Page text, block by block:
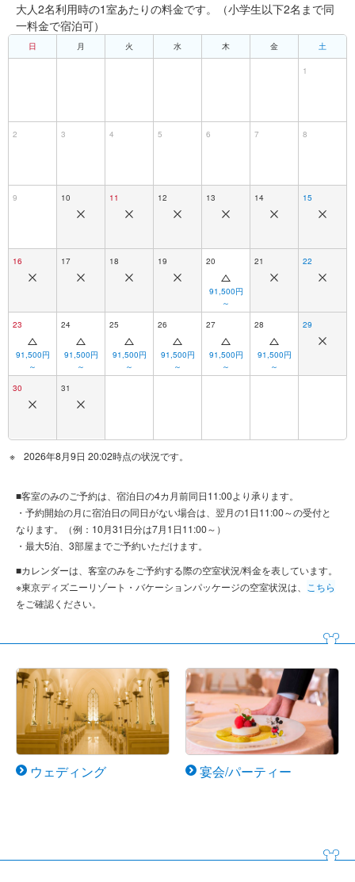
東京ディズニーランドホテル
ディズニーアンバサダーホテル
東京ディズニーリゾート・トイ・ストーリーホテル
大人2名利用時の1室あたりの料金です。（小学生以下2名まで同
一料金で宿泊可）
日 月 火 水 木 金 土
1
2 3 4 5 6 7 8
9 10 11 12 13 14 15
16 17 18 19 20
91,500円
～
21 22
23
91,500円
～
24
91,500円
～
25
91,500円
～
26
91,500円
～
27
91,500円
～
28
91,500円
～
29
30 31
2026年8月9日 20:02時点の状況です。
■客室のみのご予約は、宿泊日の4カ月前同日11:00より承ります。
・予約開始の月に宿泊日の同日がない場合は、翌月の1日11:00～の受付と
なります。（例：10月31日分は7月1日11:00～）
・最大5泊、3部屋までご予約いただけます。
■カレンダーは、客室のみをご予約する際の空室状況/料金を表しています。
※東京ディズニーリゾート・バケーションパッケージの空室状況は、
こちら
をご確認ください。
ウェディング 宴会/パーティー